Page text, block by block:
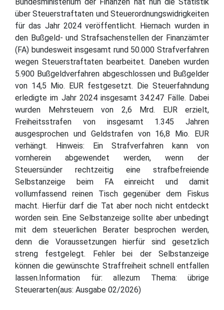
über Steuerstraftaten und Steuerordnungswidrigkeiten
für das Jahr 2024 veröffentlicht. Hiernach wurden in
den Bußgeld- und Strafsachenstellen der Finanzämter
(FA) bundesweit insgesamt rund 50.000 Strafverfahren
wegen Steuerstraftaten bearbeitet. Daneben wurden
5.900 Bußgeldverfahren abgeschlossen und Bußgelder
von 14,5 Mio. EUR festgesetzt. Die Steuerfahndung
erledigte im Jahr 2024 insgesamt 34.247 Fälle. Dabei
wurden Mehrsteuern von 2,6 Mrd. EUR erzielt,
Freiheitsstrafen von insgesamt 1.345 Jahren
ausgesprochen und Geldstrafen von 16,8 Mio. EUR
verhängt. Hinweis: Ein Strafverfahren kann von
vornherein abgewendet werden, wenn der
Steuersünder rechtzeitig eine strafbefreiende
Selbstanzeige beim FA einreicht und damit
vollumfassend reinen Tisch gegenüber dem Fiskus
macht. Hierfür darf die Tat aber noch nicht entdeckt
worden sein. Eine Selbstanzeige sollte aber unbedingt
mit dem steuerlichen Berater besprochen werden,
denn die Voraussetzungen hierfür sind gesetzlich
streng festgelegt. Fehler bei der Selbstanzeige
können die gewünschte Straffreiheit schnell entfallen
lassen.Information für: allezum Thema: übrige
Steuerarten(aus: Ausgabe 02/2026)